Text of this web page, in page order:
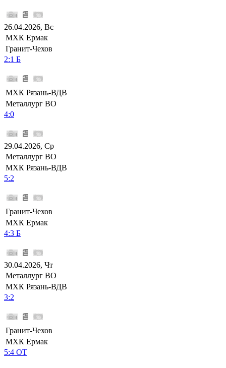
26.04.2026, Вс
МХК Ермак
Гранит-Чехов
2:1 Б
МХК Рязань-ВДВ
Металлург ВО
4:0
29.04.2026, Ср
Металлург ВО
МХК Рязань-ВДВ
5:2
Гранит-Чехов
МХК Ермак
4:3 Б
30.04.2026, Чт
Металлург ВО
МХК Рязань-ВДВ
3:2
Гранит-Чехов
МХК Ермак
5:4 ОТ